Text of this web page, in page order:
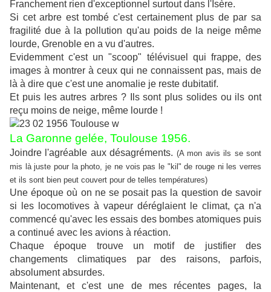
Franchement rien d'exceptionnel surtout dans l'Isère.
Si cet arbre est tombé c'est certainement plus de par sa
fragilité due à la pollution qu'au poids de la neige même
lourde, Grenoble en a vu d'autres.
Evidemment c'est un "scoop" télévisuel qui frappe, des
images à montrer à ceux qui ne connaissent pas, mais de
là à dire que c'est une anomalie je reste dubitatif.
Et puis les autres arbres ? Ils sont plus solides ou ils ont
reçu moins de neige, même lourde !
La Garonne gelée, Toulouse 1956.
Joindre l'agréable aux désagréments. (A mon avis ils se sont
mis là juste pour la photo, je ne vois pas le "kil" de rouge ni les verres
et ils sont bien peut couvert pour de telles températures)
Une époque où on ne se posait pas la question de savoir
si les locomotives à vapeur déréglaient le climat, ça n'a
commencé qu'avec les essais des bombes atomiques puis
a continué avec les avions à réaction.
Chaque époque trouve un motif de justifier des
changements climatiques par des raisons, parfois,
absolument absurdes.
Maintenant, et c'est une de mes récentes pages, la